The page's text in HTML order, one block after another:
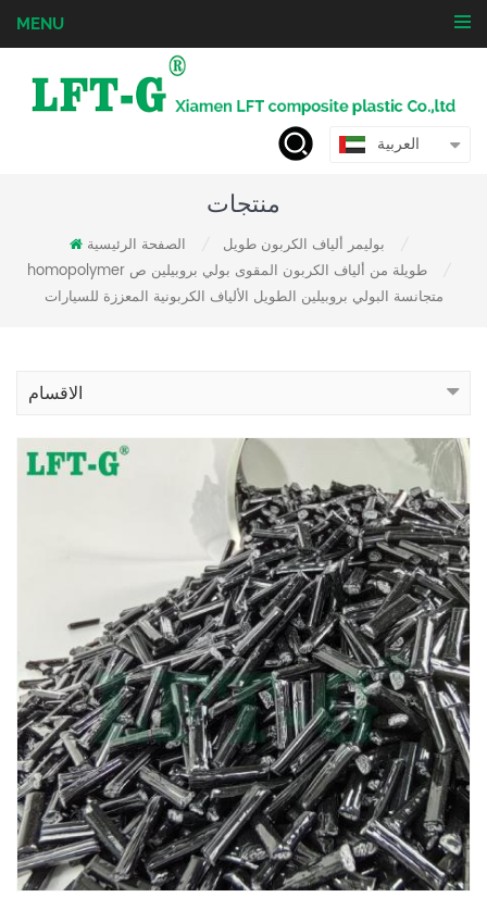
MENU
العربية
منتجات
الصفحة الرئيسية بوليمر ألياف الكربون طويل
homopolymer طويلة من ألياف الكربون المقوى بولي بروبيلين ص
متجانسة البولي بروبيلين الطويل الألياف الكربونية المعززة للسيارات
الاقسام